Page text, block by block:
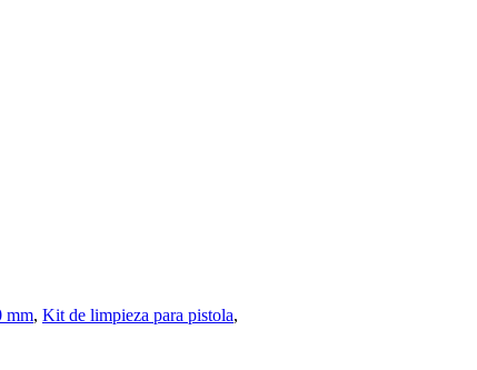
mm, Kit de limpieza para pistola,